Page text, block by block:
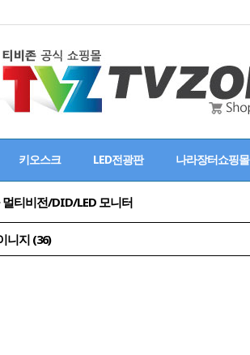
키오스크 LED전광판 나라장터쇼핑몰
티비전/DID/LED 모니터
니지 (36)